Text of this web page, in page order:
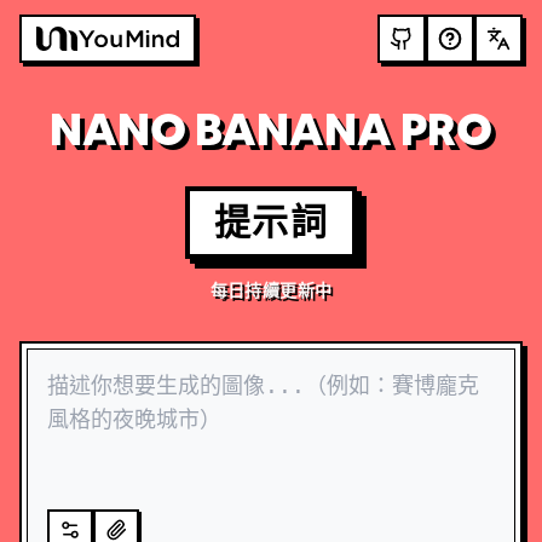
NANO BANANA PRO
提示詞
每日持續更新中